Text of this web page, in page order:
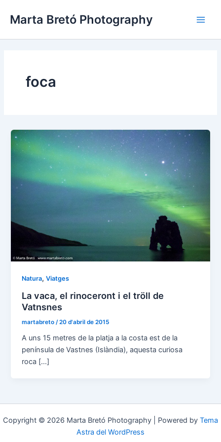
Marta Bretó Photography
foca
Natura,Viatges
La vaca, el rinoceront i el tröll de
Vatnsnes
martabreto /20 d'abril de 2015
A uns 15 metres de la platja a la costa est de la
península de Vastnes (Islàndia), aquesta curiosa
roca […]
Copyright © 2026 Marta Bretó Photography | Powered by Tema
Astra del WordPress